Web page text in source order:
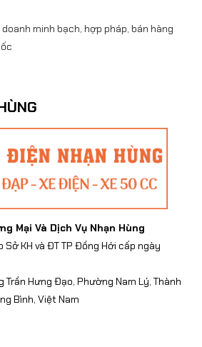
minh bạch, hợp pháp, bán hàng
Mại Và Dịch Vụ Nhạn Hùng
Sở KH và ĐT TP Đồng Hới cấp ngày
Hưng Đạo, Phường Nam Lý, Thành
Bình, Việt Nam